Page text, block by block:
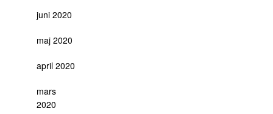
juni 2020
maj 2020
april 2020
mars
2020